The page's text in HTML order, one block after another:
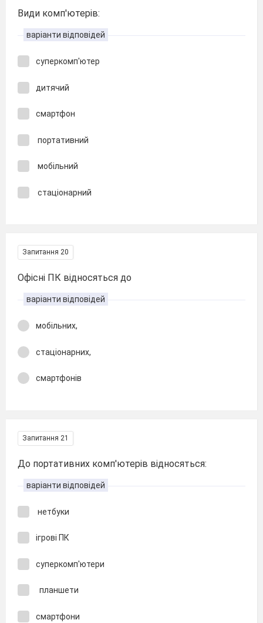
Види комп'ютерів:
варіанти відповідей
суперкомп'ютер
дитячий
смартфон
портативний
мобільний
стаціонарний
Запитання 20
Офісні ПК відносяться до
варіанти відповідей
мобільних,
стаціонарних,
смартфонів
Запитання 21
До портативних комп'ютерів відносяться:
варіанти відповідей
нетбуки
ігрові ПК
суперкомп'ютери
планшети
смартфони